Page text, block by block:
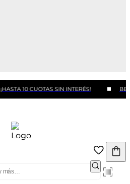
¡HASTA 10 CUOTAS SIN INTERÉS!